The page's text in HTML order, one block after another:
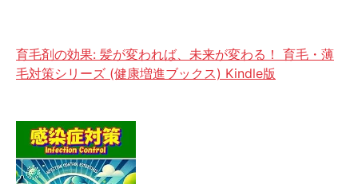
育毛剤の効果: 髪が変われば、未来が変わる！ 育毛・薄
毛対策シリーズ (健康増進ブックス) Kindle版